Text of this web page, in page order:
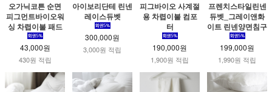
오가닉코튼 순면
피그먼트바이오워
싱 차렵이불 패드
43,000원
430원 적립
아이보리단테 린넨
레이스듀벳
300,000원
3,000원 적립
피그바이오 사계절
용 차렵이불 컴포
터
190,000원
1,900원 적립
프렌치스타일린넨
듀벳_그레이앤화
이트 린넨양면침구
199,000원
1,990원 적립